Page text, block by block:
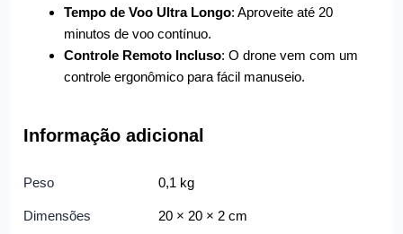
Tempo de Voo Ultra Longo: Aproveite até 20
minutos de voo contínuo.
Controle Remoto Incluso: O drone vem com um
controle ergonômico para fácil manuseio.
Informação adicional
Peso 0,1 kg
Dimensões 20 × 20 × 2 cm